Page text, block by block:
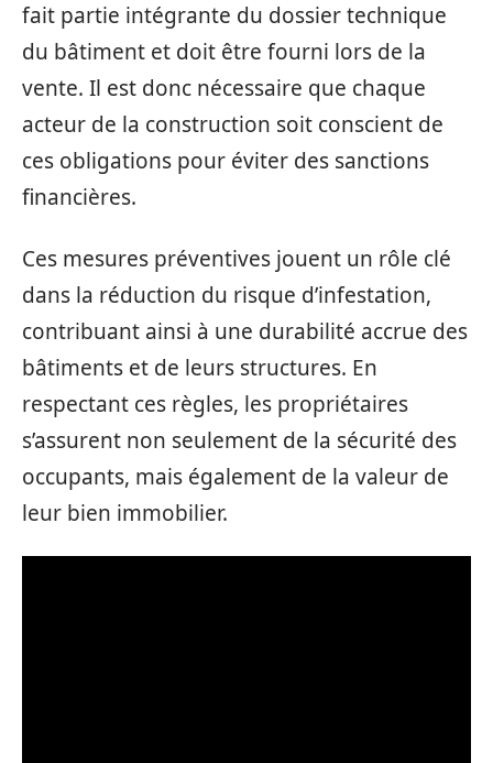
fait partie intégrante du dossier technique
du bâtiment et doit être fourni lors de la
vente. Il est donc nécessaire que chaque
acteur de la construction soit conscient de
ces obligations pour éviter des sanctions
financières.
Ces mesures préventives jouent un rôle clé
dans la réduction du risque d’infestation,
contribuant ainsi à une durabilité accrue des
bâtiments et de leurs structures. En
respectant ces règles, les propriétaires
s’assurent non seulement de la sécurité des
occupants, mais également de la valeur de
leur bien immobilier.